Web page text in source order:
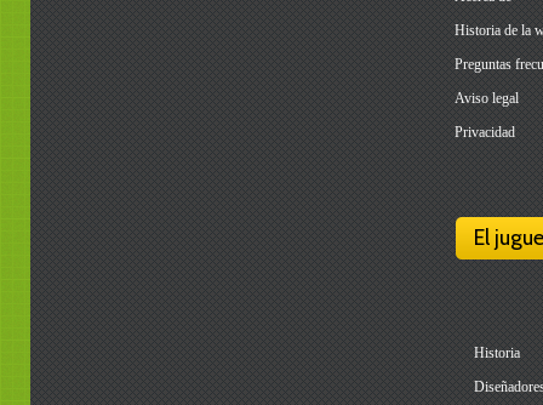
Historia de la
Preguntas
Aviso legal
Privacidad
El
Historia